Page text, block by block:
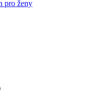
pro ženy